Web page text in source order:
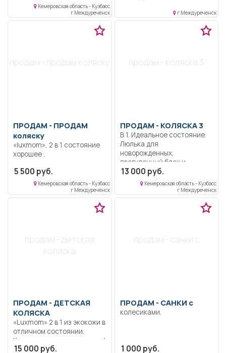
Кемеровская область - Кузбасс
г Междуреченск
открывается, москитная
сеточка от комаров.
г Междуреченск
продам - продам коляску
ПРОДАМ - ПРОДАМ
коляску
«luxmom», 2 в 1 состояние
хорошее .
5 500 руб.
Кемеровская область - Кузбасс
г Междуреченск
продам - коляска 3
ПРОДАМ - КОЛЯСКА 3
В 1. Идеальное состояние.
Люлька для
новорожденных,
прогулочный блок и
автолюлька.
13 000 руб.
Кемеровская область - Кузбасс
г Междуреченск
продам - детская
коляска
ПРОДАМ - ДЕТСКАЯ
КОЛЯСКА
«Luxmom» 2 в 1 из экокожи в
отличном состоянии.
Коляска всесезонная зима/
лето. Эта модель легко
15 000 руб.
продам - санки с
ПРОДАМ - САНКИ с
колесиками.
1 000 руб.